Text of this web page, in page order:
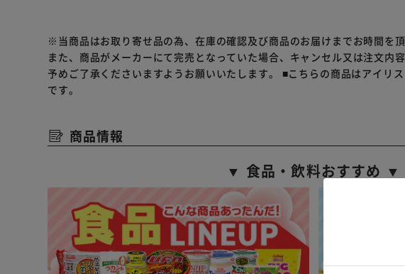
※当商品はお取り寄せ品の為、在庫の確認及び商品のお届けまでお時間を頂
また、商品がメーカーにて完売となっていた場合、キャンセル又は注文内
予めご了承くださいますようお願いいたします。 ■こちらの商品はアイリ
です。
商品情報
▼ 食品・飲料おすすめ ▼
※ご確認